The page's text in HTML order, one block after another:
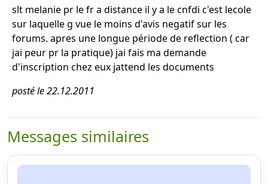
slt melanie pr le fr a distance il y a le cnfdi c'est lecole
sur laquelle g vue le moins d'avis negatif sur les
forums. apres une longue période de reflection ( car
jai peur pr la pratique) jai fais ma demande
d'inscription chez eux jattend les documents
posté le 22.12.2011
Messages similaires